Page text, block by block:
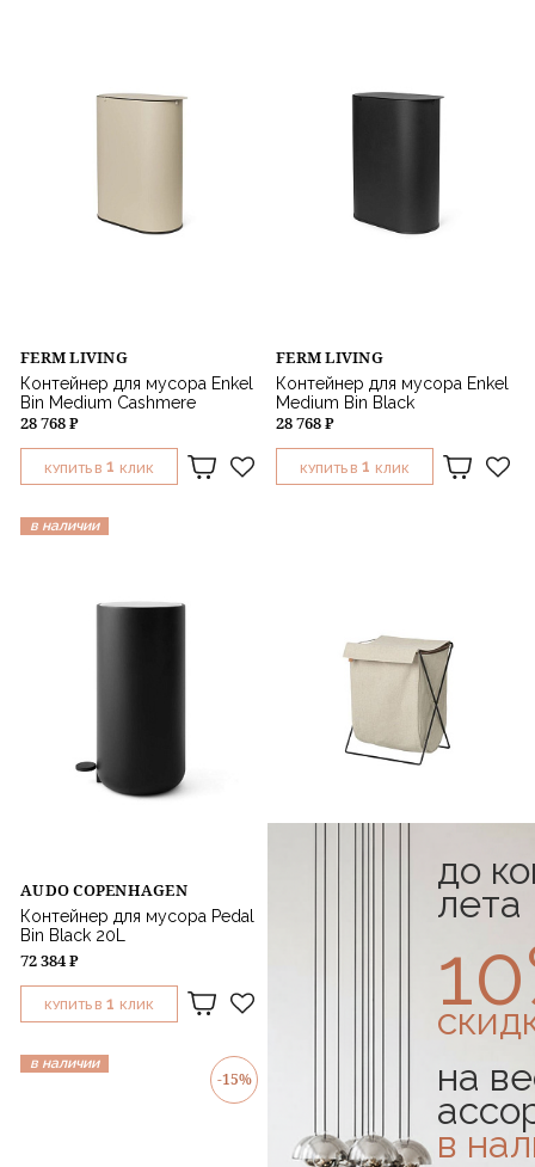
FERM LIVING
Контейнер для мусора Enkel
Bin Medium Cashmere
28 768 ₽
КУПИТЬ В 1 КЛИК
FERM LIVING
Контейнер для мусора Enkel
Medium Bin Black
28 768 ₽
КУПИТЬ В 1 КЛИК
в наличии
AUDO COPENHAGEN
Контейнер для мусора Pedal
Bin Black 20L
72 384 ₽
КУПИТЬ В 1 КЛИК
Корзина для белья Herman
в наличии
-15%
до
лета
на
в